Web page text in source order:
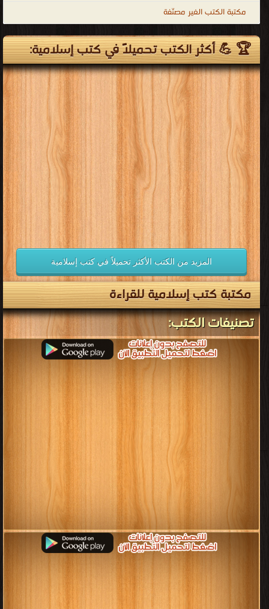
مكتبة الكتب الغير مصنّفة
🏆 💪 أكثر الكتب تحميلاً في كتب إسلامية:
المزيد من الكتب الأكثر تحميلاً في كتب إسلامية
مكتبة كتب إسلامية للقراءة
تصنيفات الكتب: